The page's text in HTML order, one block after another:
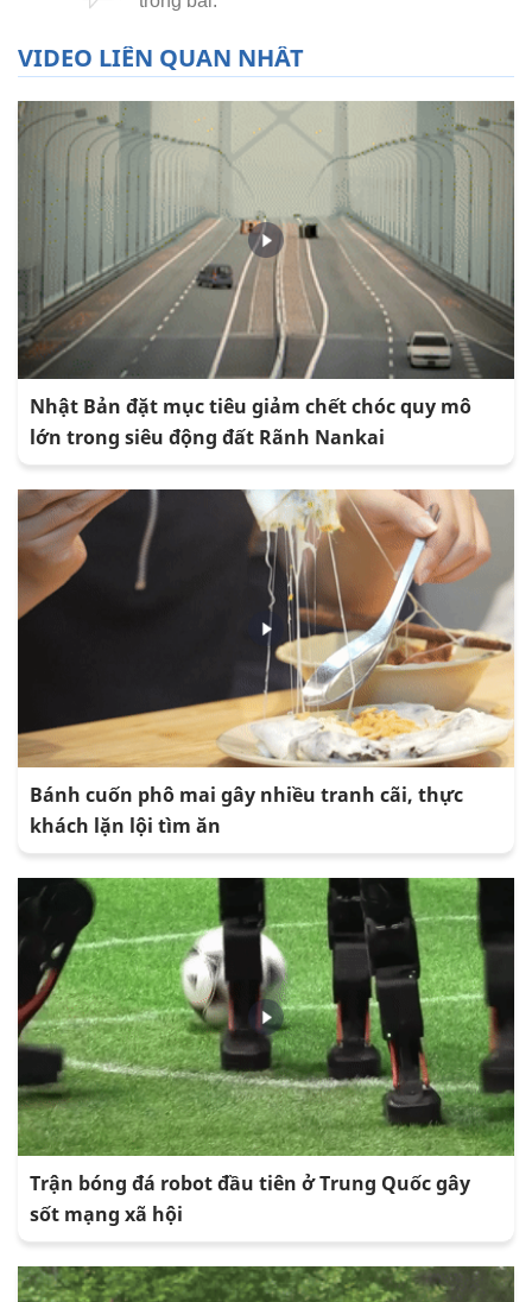
VIDEO LIÊN QUAN NHẤT
Nhật Bản đặt mục tiêu giảm chết chóc quy mô
lớn trong siêu động đất Rãnh Nankai
Bánh cuốn phô mai gây nhiều tranh cãi, thực
khách lặn lội tìm ăn
Trận bóng đá robot đầu tiên ở Trung Quốc gây
sốt mạng xã hội